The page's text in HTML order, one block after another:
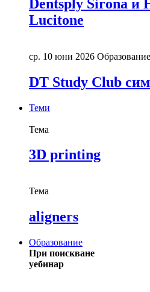
Dentsply Sirona и
Lucitone
ср. 10 юни 2026 Образование
DT Study Club
Теми
Тема
3D printing
Тема
aligners
Образование
При поискване
уебинар